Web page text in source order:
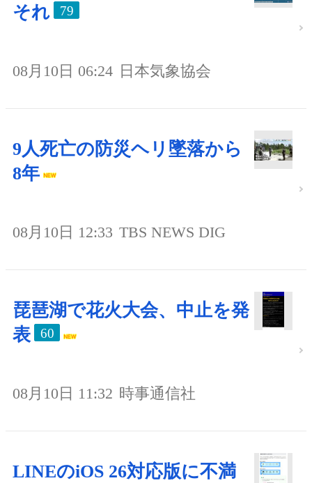
それ
79
08月10日 06:24 日本気象協会
9人死亡の防災ヘリ墜落から
8年
08月10日 12:33 TBS NEWS DIG
琵琶湖で花火大会、中止を発
表
60
08月10日 11:32 時事通信社
LINEのiOS 26対応版に不満